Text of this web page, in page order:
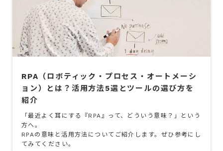
RPA（ロボティック・プロセス・オートメーシ
ョン）とは？活用方法5選とツールの選び方を
紹介
「最近よく耳にする『RPA』って、どういう意味？」という
方へ。
RPAの意味と活用方法についてご紹介します。ぜひ参考にし
てみてください。